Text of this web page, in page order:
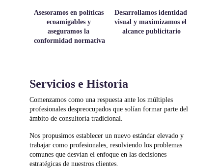
Asesoramos en políticas
ecoamigables y
aseguramos la
conformidad normativa
Desarrollamos identidad
visual y maximizamos el
alcance publicitario
Servicios e Historia
Comenzamos como una respuesta ante los múltiples
profesionales despreocupados que solían formar parte del
ámbito de consultoría tradicional.
Nos propusimos establecer un nuevo estándar elevado y
trabajar como profesionales, resolviendo los problemas
comunes que desvían el enfoque en las decisiones
estratégicas de nuestros clientes.